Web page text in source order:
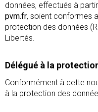
données, effectués à
pvm.fr, soient conformes
protection des données
Libertés.
Délégué à la
Conformément à cette
à la protection des